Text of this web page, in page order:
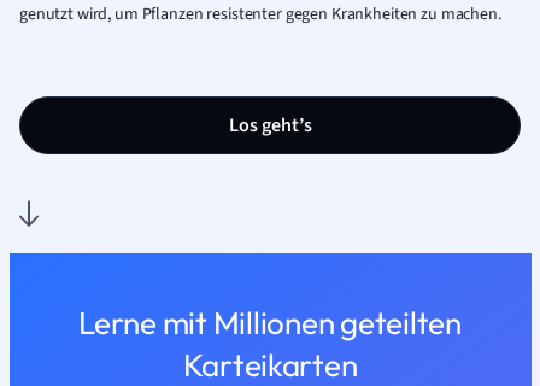
genutzt wird, um Pflanzen resistenter gegen Krankheiten zu machen.
Los geht’s
Lerne mit Millionen geteilten
Karteikarten